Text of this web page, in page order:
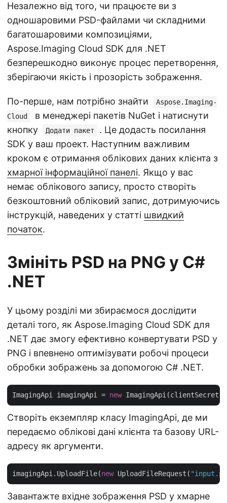
Незалежно від того, чи працюєте ви з
одношаровими PSD-файлами чи складними
багатошаровими композиціями,
Aspose.Imaging Cloud SDK для .NET
безперешкодно виконує процес перетворення,
зберігаючи якість і прозорість зображення.
По-перше, нам потрібно знайти
Aspose.Imaging-
Cloud
в менеджері пакетів NuGet і натиснути
кнопку
Додати пакет
. Це додасть посилання
SDK у ваш проект. Наступним важливим
кроком є отримання облікових даних клієнта з
хмарної інформаційної панелі. Якщо у вас
немає облікового запису, просто створіть
безкоштовний обліковий запис, дотримуючись
інструкцій, наведених у статті швидкий
початок.
Змініть PSD на PNG у C#
.NET
У цьому розділі ми збираємося дослідити
деталі того, як Aspose.Imaging Cloud SDK для
.NET дає змогу ефективно конвертувати PSD у
PNG і впевнено оптимізувати робочі процеси
обробки зображень за допомогою C# .NET.
ImagingApi imagingApi = new
Створіть екземпляр класу ImagingApi, де ми
передаємо облікові дані клієнта та базову URL-
адресу як аргументи.
imagingApi.UploadFile(new UploadFileRequest(
Завантажте вхідне зображення PSD у хмарне